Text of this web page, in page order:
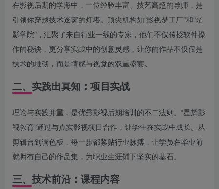
在影视后期的学海中，一位经验丰富、技艺高超的导师，是
引领你穿越技术迷雾的灯塔。顶尖机构如“影视梦工厂”和“光
影学院”，汇聚了来自行业一线的专家，他们不仅传授软件操
作的秘诀，更分享实战中的创意灵感，让你的作品不仅仅是
技术的堆砌，而是情感与视觉的双重盛宴。
二、实践出真知：项目实战
理论与实践并重，是优秀影视后期培训的不二法则。“星辉影
视教育”通过与真实影视项目合作，让学生在实战中成长。从
剪辑台到调色板，每一步都紧贴行业脉搏，让学员在毕业前
就拥有自己的作品集，为职业生涯铺下坚实的基石。
三、技术前沿：课程内容